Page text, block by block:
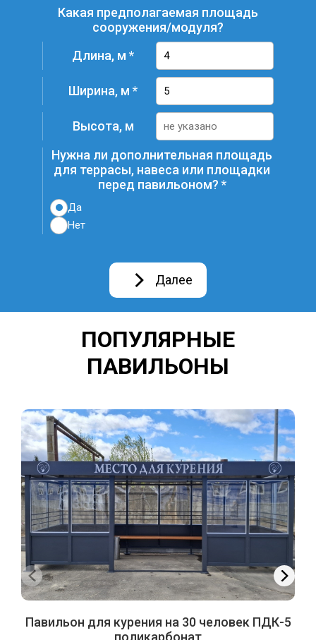
Какая предполагаемая площадь
сооружения/модуля?
Длина, м
Ширина, м
Высота, м
Нужна ли дополнительная площадь
для террасы, навеса или площадки
перед павильоном?
Да
Нет
Далее
ПОПУЛЯРНЫЕ
ПАВИЛЬОНЫ
Павильон для курения на 30 человек ПДК-5
поликарбонат